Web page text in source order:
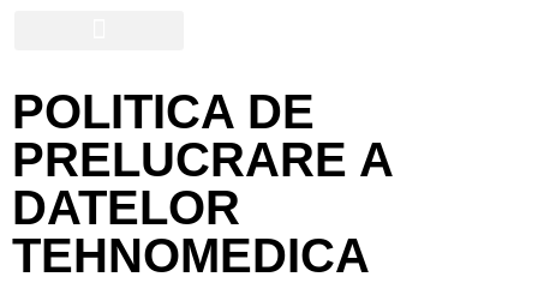
POLITICA DE
PRELUCRARE A
DATELOR
TEHNOMEDICA